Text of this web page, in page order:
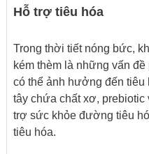
Hỗ trợ tiêu hóa
Trong thời tiết nóng bức,
kém thèm là những vấn
có thể ảnh hưởng đến tiêu
tây chứa chất xơ, prebiotic
trợ sức khỏe đường tiêu
tiêu hóa.